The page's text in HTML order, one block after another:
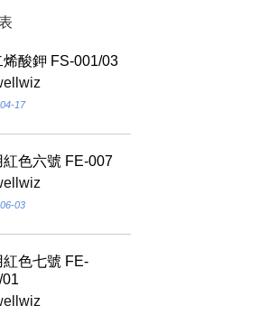
烯酸鉀 FS-001/03
17
紅色六號 FE-007
03
紅色七號 FE-